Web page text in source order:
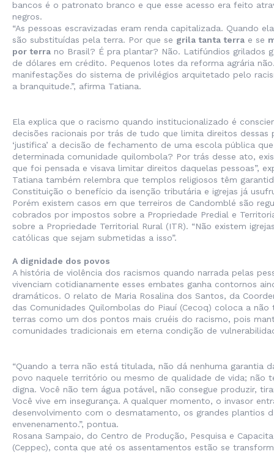
bancos é o patronato branco e que esse acesso era feito
negros.
“As pessoas escravizadas eram renda capitalizada. Quando
são substituídas pela terra. Por que se grila tanta terra e se
por terra no Brasil? É pra plantar? Não. Latifúndios grilados
de dólares em crédito. Pequenos lotes da reforma agrária
manifestações do sistema de privilégios arquitetado pelo
a branquitude.”, afirma Tatiana.
Ela explica que o racismo quando institucionalizado é
decisões racionais por trás de tudo que limita direitos dessas
‘justifica’ a decisão de fechamento de uma escola pública
determinada comunidade quilombola? Por trás desse ato,
que foi pensada e visava limitar direitos daquelas pessoas”,
Tatiana também relembra que templos religiosos têm
Constituição o benefício da isenção tributária e igrejas já
Porém existem casos em que terreiros de Candomblé são
cobrados por impostos sobre a Propriedade Predial e
sobre a Propriedade Territorial Rural (ITR). “Não existem
católicas que sejam submetidas a isso”.
A dignidade dos povos
A história de violência dos racismos quando narrada pelas
vivenciam cotidianamente esses embates ganha contornos
dramáticos. O relato de Maria Rosalina dos Santos, da
das Comunidades Quilombolas do Piauí (Cecoq) coloca a
terras como um dos pontos mais cruéis do racismo, pois
comunidades tradicionais em eterna condição de
“Quando a terra não está titulada, não dá nenhuma garantia
povo naquele território ou mesmo de qualidade de vida; não
digna. Você não tem água potável, não consegue produzir,
Você vive em insegurança. A qualquer momento, o invasor
desenvolvimento com o desmatamento, os grandes plantios
envenenamento.”, pontua.
Rosana Sampaio, do Centro de Produção, Pesquisa e
(Ceppec), conta que até os assentamentos estão se